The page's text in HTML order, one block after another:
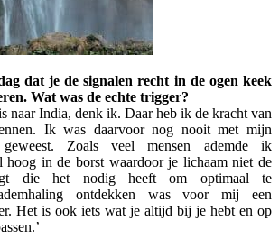
dat je de signalen recht in de ogen keek
Wat was de echte trigger?
naar India, denk ik. Daar heb ik de kracht van
Ik was daarvoor nog nooit met mijn
Zoals veel mensen ademde ik
hoog in de borst waardoor je lichaam niet de
die het nodig heeft om optimaal te
ontdekken was voor mij een
Het is ook iets wat je altijd bij je hebt en op